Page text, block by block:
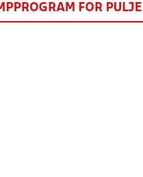
FOR PULJE